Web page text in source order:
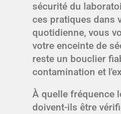
sécurité du
ces pratiques dans
quotidienne, vous
votre enceinte de
reste un bouclier
contamination et
À quelle fréquence
doivent-ils être